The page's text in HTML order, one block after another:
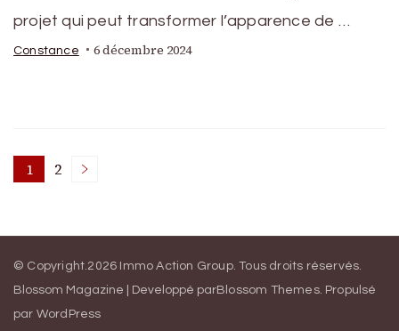
projet qui peut transformer l’apparence de …
Constance 6 décembre 2024
Pagination
des
publications
Page
1 Page
2
© Copyright.2026 Immo Action Group. Tous droits réservés.
Blossom Magazine | Developpé parBlossom Themes. Propulsé
par WordPress